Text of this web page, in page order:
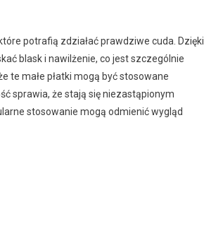
potrafią zdziałać prawdziwe cuda. Dzięki
blask i nawilżenie, co jest szczególnie
te małe płatki mogą być stosowane
sprawia, że stają się niezastąpionym
stosowanie mogą odmienić wygląd